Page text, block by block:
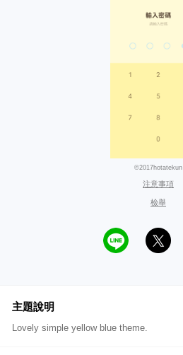
©2017hotatekun
注意事項
檢舉
主題說明
Lovely simple yellow blue theme.